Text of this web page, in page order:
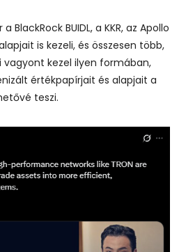
BlackRock BUIDL, a KKR, az Apollo
is kezeli, és összesen több,
kezel ilyen formában,
értékpapírjait és alapjait a
teszi.